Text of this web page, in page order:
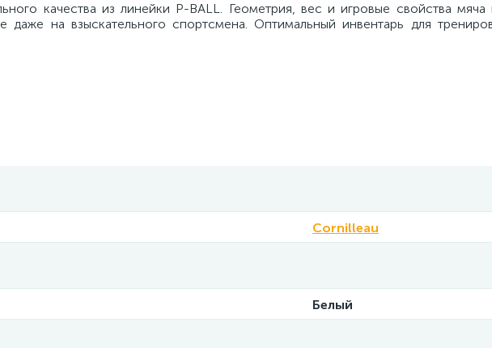
качества из линейки P-BALL. Геометрия, вес и игровые свойства мяча
даже на взыскательного спортсмена. Оптимальный инвентарь для
Cornilleau
Белый